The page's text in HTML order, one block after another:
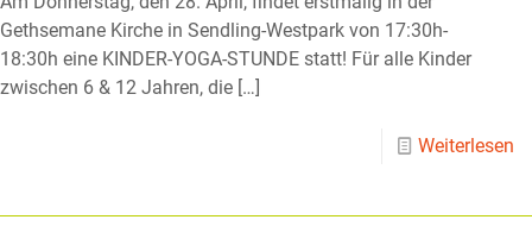
Gethsemane Kirche in Sendling-Westpark von 17:30h-
18:30h eine KINDER-YOGA-STUNDE statt! Für alle Kinder
zwischen 6 & 12 Jahren, die […]
Weiterlesen